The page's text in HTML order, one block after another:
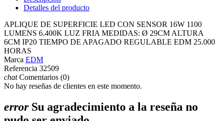
Detalles del producto
APLIQUE DE SUPERFICIE LED CON SENSOR 16W 1100
LUMENS 6.400K LUZ FRIA MEDIDAS: Ø 29CM ALTURA
6CM IP20 TIEMPO DE APAGADO REGULABLE EDM 25.000
HORAS
Marca EDM
Referencia 32509
chatComentarios (0)
No hay reseñas de clientes en este momento.
errorSu agradecimiento a la reseña no